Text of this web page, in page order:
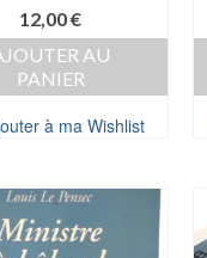
12,00€
AU
PANIER
à ma Wishlist